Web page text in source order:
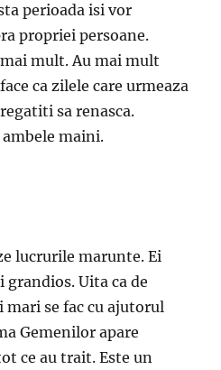
perioada isi vor
propriei persoane.
mult. Au mai mult
ca zilele care urmeaza
sa renasca.
maini.
lucrurile marunte. Ei
grandios. Uita ca de
se fac cu ajutorul
Gemenilor apare
ce au trait. Este un